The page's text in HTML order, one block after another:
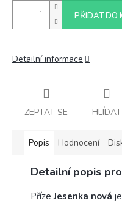
PŘIDAT DO
Detailní informace
ZEPTAT SE HLÍDAT
Popis Hodnocení
Detailní popis
PřízeJesenka nová